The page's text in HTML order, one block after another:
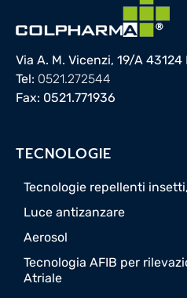
Via A. M. Vicenzi, 19/A 43124
Tel: 0521.272544
Fax: 0521.771936
TECNOLOGIE
Tecnologie repellenti
Luce antizanzare
Aerosol
Tecnologia AFIB per
Atriale